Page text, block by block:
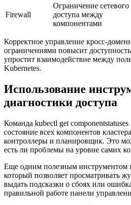
Firewall
Ограничение сетевого
доступа между
компонентами
Корректное управление кросс-
ограничениями повысит
упростит взаимодействие между
Kubernetes.
Использование
диагностики доступа
Команда kubectl get componentstatuses
состояние всех компонентов
контроллеры и планировщик. Это
есть ли проблемы на уровне самих
Еще одним полезным инструментом
который позволяет просматривать
выдать подсказки о сбоях или
правильной работе панели